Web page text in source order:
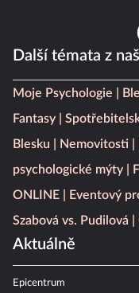
Další témata z
Moje Psychologie
Fantasy
Blesku
Nemovitosti
psychologické mýty
ONLINE
Eventový
Szabová vs. Pudilová
Aktuálně
Epicentrum